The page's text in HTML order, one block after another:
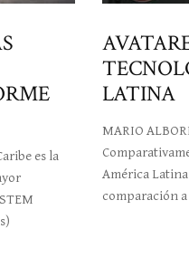
es la
LATINA
MARIO
América
comparación